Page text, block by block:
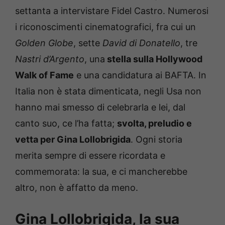
settanta a intervistare Fidel Castro. Numerosi
i riconoscimenti cinematografici, fra cui un
Golden Globe, sette David di Donatello, tre
Nastri d’Argento, una stella sulla Hollywood
Walk of Fame e una candidatura ai BAFTA. In
Italia non è stata dimenticata, negli Usa non
hanno mai smesso di celebrarla e lei, dal
canto suo, ce l’ha fatta; svolta, preludio e
vetta per Gina Lollobrigida. Ogni storia
merita sempre di essere ricordata e
commemorata: la sua, e ci mancherebbe
altro, non è affatto da meno.
Gina Lollobrigida, la sua